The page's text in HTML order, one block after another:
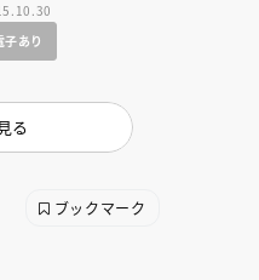
トシルト）の波瀾に満ちた
。
子あり
る
ブックマーク